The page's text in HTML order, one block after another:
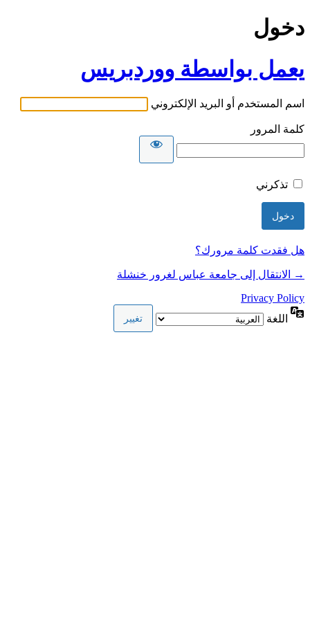
دخول
يعمل بواسطة ووردبريس
اسم المستخدم أو البريد الإلكتروني
كلمة المرور
تذكرني
هل فقدت كلمة مرورك؟
→ الانتقال إلى جامعة عباس لغرور خنشلة
Privacy Policy
اللغة